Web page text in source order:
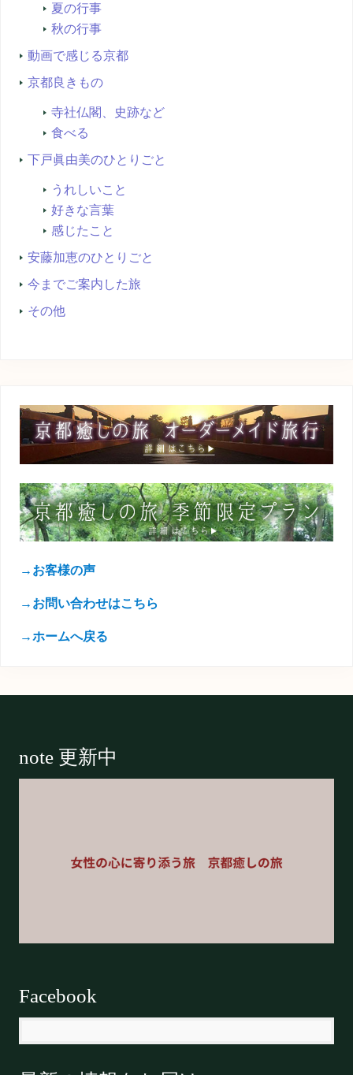
夏の行事
秋の行事
動画で感じる京都
京都良きもの
寺社仏閣、史跡など
食べる
下戸眞由美のひとりごと
うれしいこと
好きな言葉
感じたこと
安藤加恵のひとりごと
今までご案内した旅
その他
→お客様の声
→お問い合わせはこちら
→ホームへ戻る
note 更新中
Facebook